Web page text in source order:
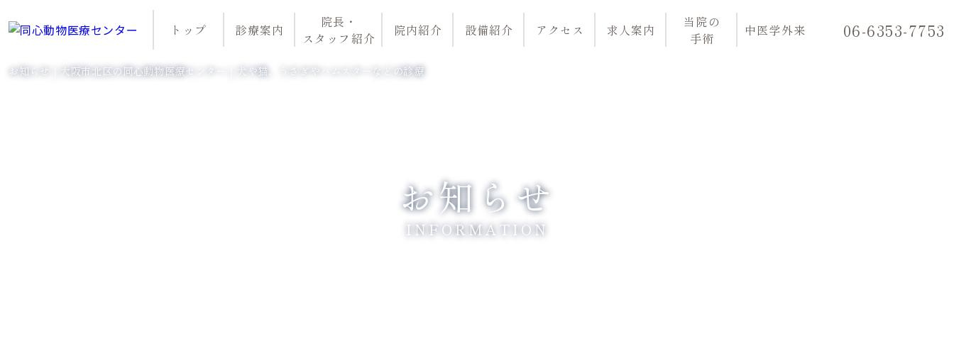
トップ 診療案内
院長・
スタッフ紹介
院内紹介 設備紹介 アクセス 求人案内
当院の
手術
中医学外来 06-6353-7753
お知らせ
INFORMATION
お知らせ｜大阪市北区の同心動物医療センター｜犬や猫、うさぎやハムスターなどの診療